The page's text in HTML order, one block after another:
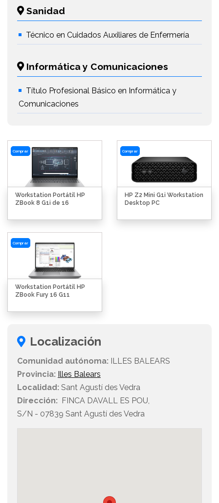
Sanidad
Técnico en Cuidados Auxiliares de Enfermería
Informática y Comunicaciones
Título Profesional Básico en Informática y
Comunicaciones
Comprar
Workstation Portátil HP
ZBook 8 G1i de 16
Comprar
HP Z2 Mini G1i Workstation
Desktop PC
Comprar
Workstation Portátil HP
ZBook Fury 16 G11
Localización
Comunidad autónoma: ILLES BALEARS
Provincia: Illes Balears
Localidad: Sant Agustí des Vedra
Dirección: FINCA DAVALL ES POU,
S/N - 07839 Sant Agustí des Vedra